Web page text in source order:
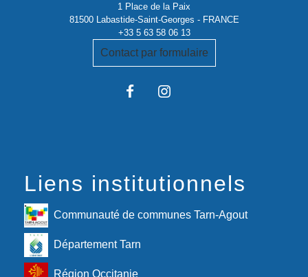
1 Place de la Paix
81500 Labastide-Saint-Georges - FRANCE
+33 5 63 58 06 13
Contact par formulaire
Liens institutionnels
Communauté de communes Tarn-Agout
Département Tarn
Région Occitanie